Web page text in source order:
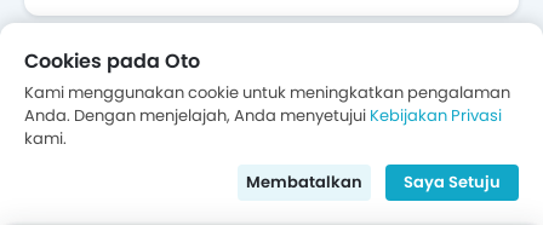
Mobil oleh Jenis Kendaraan
Mobil menurut minat
Cookies pada Oto
Kami menggunakan cookie untuk meningkatkan pengalaman
Anda. Dengan menjelajah, Anda menyetujui Kebijakan Privasi
kami.
Membatalkan
Saya Setuju